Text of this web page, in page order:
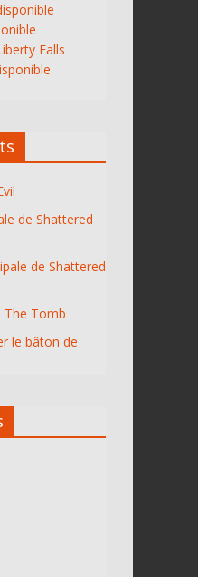
Falls
de Shattered
de Shattered
The Tomb
le bâton de